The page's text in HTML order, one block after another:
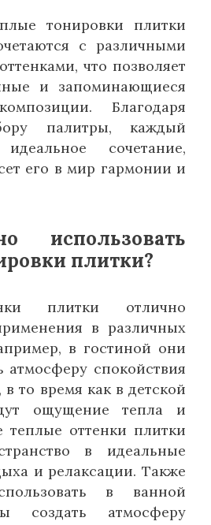
тонировки плитки
с различными
что позволяет
и запоминающиеся
Благодаря
палитры, каждый
сочетание,
его в мир гармонии и
использовать
плитки?
плитки отлично
в различных
в гостиной они
атмосферу спокойствия
то время как в детской
ощущение тепла и
теплые оттенки плитки
в идеальные
и релаксации. Также
в ванной
создать атмосферу